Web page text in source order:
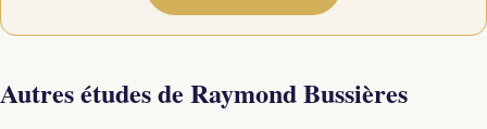
Autres études de Raymond Bussières